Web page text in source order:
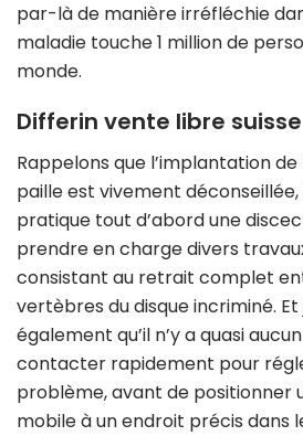
par-là de manière irréfléchie
maladie touche 1 million de
monde.
Differin vente libre suisse
Rappelons que l’implantation
paille est vivement
pratique tout d’abord une
prendre en charge divers
consistant au retrait complet
vertèbres du disque incriminé.
également qu’il n’y a quasi
contacter rapidement pour
problème, avant de positionner
mobile à un endroit précis dans